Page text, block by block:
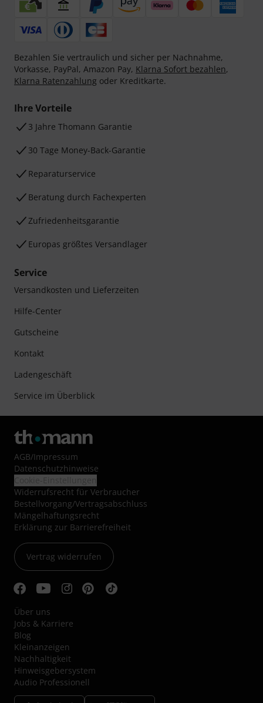
Bezahlen Sie vertraulich und sicher per Nachnahme,
Vorkasse, PayPal, Amazon Pay, Klarna Sofort bezahlen,
Klarna Ratenzahlung oder Kreditkarte.
Ihre Vorteile
3 Jahre Thomann Garantie
30 Tage Money-Back-Garantie
Reparaturservice
Beratung durch Fachexperten
Zufriedenheitsgarantie
Europas größtes Versandlager
Service
Versandkosten und Lieferzeiten
Hilfe-Center
Gutscheine
Kontakt
Ladengeschäft
Service im Überblick
AGB/Impressum
Datenschutzhinweise
Widerrufsrecht für Verbraucher
Bestellvorgang/Vertragsabschluss
Mängelhaftungsrecht
Erklärung zur Barrierefreiheit
Vertrag widerrufen
Über uns
Jobs & Karriere
Blog
Kleinanzeigen
Nachhaltigkeit
Hinweisgebersystem
Audio Professionell